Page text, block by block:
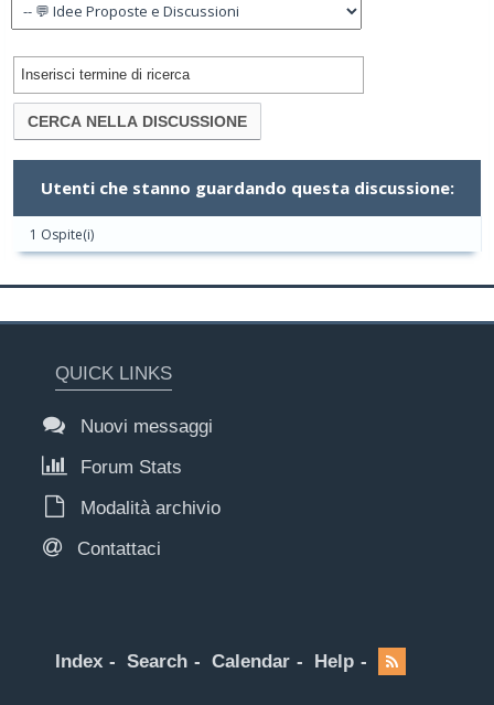
Utenti che stanno guardando questa discussione:
1 Ospite(i)
QUICK LINKS
Nuovi messaggi
Forum Stats
Modalità archivio
Contattaci
Index Search Calendar Help